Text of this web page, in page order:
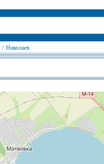
/ Николаев